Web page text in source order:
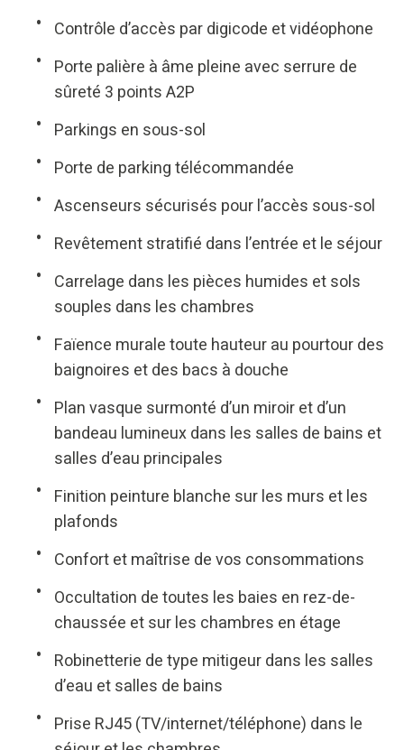
Contrôle d’accès par digicode et vidéophone
Porte palière à âme pleine avec serrure de
sûreté 3 points A2P
Parkings en sous-sol
Porte de parking télécommandée
Ascenseurs sécurisés pour l’accès sous-sol
Revêtement stratifié dans l’entrée et le séjour
Carrelage dans les pièces humides et sols
souples dans les chambres
Faïence murale toute hauteur au pourtour des
baignoires et des bacs à douche
Plan vasque surmonté d’un miroir et d’un
bandeau lumineux dans les salles de bains et
salles d’eau principales
Finition peinture blanche sur les murs et les
plafonds
Confort et maîtrise de vos consommations
Occultation de toutes les baies en rez-de-
chaussée et sur les chambres en étage
Robinetterie de type mitigeur dans les salles
d’eau et salles de bains
Prise RJ45 (TV/internet/téléphone) dans le